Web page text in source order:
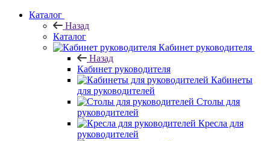
Каталог
Назад
Каталог
Кабинет руководителя
Назад
Кабинет руководителя
Кабинеты
для руководителей
Столы для
руководителей
Кресла для
руководителей